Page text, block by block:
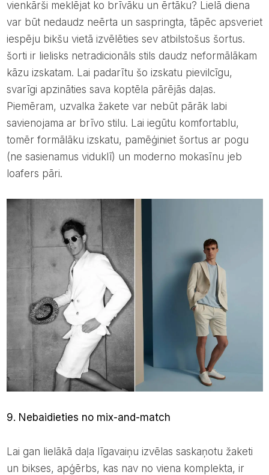
vienkārši meklējat ko brīvāku un ērtāku? Lielā diena
var būt nedaudz neērta un saspringta, tāpēc apsveriet
iespēju bikšu vietā izvēlēties sev atbilstošus šortus.
šorti ir lielisks netradicionāls stils daudz neformālākam
kāzu izskatam. Lai padarītu šo izskatu pievilcīgu,
svarīgi apzināties sava koptēla pārējās daļas.
Piemēram, uzvalka žakete var nebūt pārāk labi
savienojama ar brīvo stilu. Lai iegūtu komfortablu,
tomēr formālāku izskatu, pamēģiniet šortus ar pogu
(ne sasienamus viduklī) un moderno mokasīnu jeb
loafers pāri.
9. Nebaidieties no mix-and-match
Lai gan lielākā daļa līgavaiņu izvēlas saskaņotu žaketi
un bikses, apģērbs, kas nav no viena komplekta, ir